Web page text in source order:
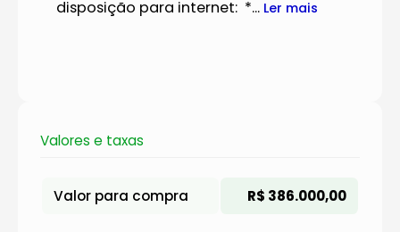
disposição para internet: *... Ler mais
Valores e taxas
Valor para compra R$ 386.000,00